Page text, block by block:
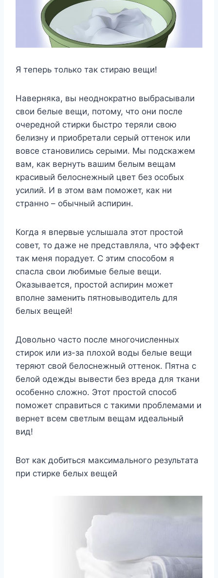
Я теперь только так стираю вещи!
Наверняка, вы неоднократно выбрасывали
свои белые вещи, потому, что они после
очередной стирки быстро теряли свою
белизну и приобретали серый оттенок или
вовсе становились серыми. Мы подскажем
вам, как вернуть вашим белым вещам
красивый белоснежный цвет без особых
усилий. И в этом вам поможет, как ни
странно – обычный аспирин.
Когда я впервые услышала этот простой
совет, то даже не представляла, что эффект
так меня порадует. С этим способом я
спасла свои любимые белые вещи.
Оказывается, простой аспирин может
вполне заменить пятновыводитель для
белых вещей!
Довольно часто после многочисленных
стирок или из-за плохой воды белые вещи
теряют свой белоснежный оттенок. Пятна с
белой одежды вывести без вреда для ткани
особенно сложно. Этот простой способ
поможет справиться с такими проблемами и
вернет всем светлым вещам идеальный
вид!
Вот как добиться максимального результата
при стирке белых вещей